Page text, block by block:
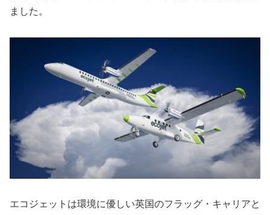
ました。
エコジェットは環境に優しい英国のフラッグ・キャリアと